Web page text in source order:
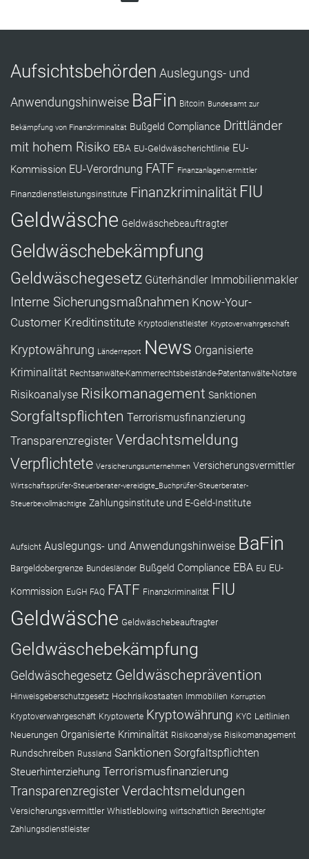
Aufsichtsbehörden Auslegungs- und
Anwendungshinweise BaFin Bitcoin Bundesamt zur
Bekämpfung von Finanzkriminalität Bußgeld Compliance Drittländer
mit hohem Risiko EBA EU-Geldwäscherichtlinie EU-
Kommission EU-Verordnung FATF Finanzanlagenvermittler
Finanzdienstleistungsinstitute Finanzkriminalität FIU
Geldwäsche Geldwäschebeauftragter
Geldwäschebekämpfung
Geldwäschegesetz Güterhändler Immobilienmakler
Interne Sicherungsmaßnahmen Know-Your-
Customer Kreditinstitute Kryptodienstleister Kryptoverwahrgeschäft
Kryptowährung Länderreport News Organisierte
Kriminalität Rechtsanwälte-Kammerrechtsbeistände-Patentanwälte-Notare
Risikoanalyse Risikomanagement Sanktionen
Sorgfaltspflichten Terrorismusfinanzierung
Transparenzregister Verdachtsmeldung
Verpflichtete Versicherungsunternehmen Versicherungsvermittler
Wirtschaftsprüfer-Steuerberater-vereidigte_Buchprüfer-Steuerberater-
Steuerbevollmächtigte Zahlungsinstitute und E-Geld-Institute
Aufsicht Auslegungs- und Anwendungshinweise BaFin
Bargeldobergrenze Bundesländer Bußgeld Compliance EBA EU EU-
Kommission EuGH FAQ FATF Finanzkriminalität FIU
Geldwäsche Geldwäschebeauftragter
Geldwäschebekämpfung
Geldwäschegesetz Geldwäscheprävention
Hinweisgeberschutzgesetz Hochrisikostaaten Immobilien Korruption
Kryptoverwahrgeschäft Kryptowerte Kryptowährung KYC Leitlinien
Neuerungen Organisierte Kriminalität Risikoanalyse Risikomanagement
Rundschreiben Russland Sanktionen Sorgfaltspflichten
Steuerhinterziehung Terrorismusfinanzierung
TransparenzregisterVerdachtsmeldungen
Versicherungsvermittler Whistleblowing wirtschaftlich Berechtigter
Zahlungsdienstleister